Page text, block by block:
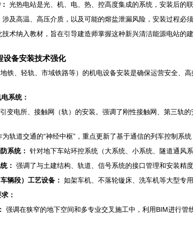
光热电站是光、机、电、热、控高度集成的系统，安装后的
涉及高温、高压介质，以及可能的熔盐泄漏风险，安装过程必
技术纳入教材，旨在引导建造师掌握这种新兴清洁能源电站的
设备安装技术强化
铁、轻轨、市域铁路等）的机电设备安装是确保运营安全、
系统：
变电所、接触网（轨）的安装。强调了刚性接触网、第三轨
为轨道交通的“神经中枢”，重点更新了基于通信的列车控制系
系统： 针对地下车站环控系统（大系统、小系统、隧道通风
： 强调了与土建结构、轨道、信号系统的接口管理和安装精
辆段）工艺设备： 如架车机、不落轮镟床、洗车机等大型专
：
强调在狭窄的地下空间和多专业交叉施工中，利用BIM进行管